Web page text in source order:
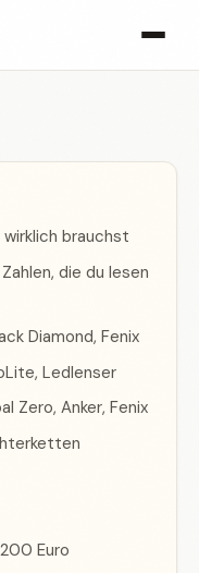
brauchst
die du lesen
Diamond, Fenix
Ledlenser
Zero, Anker, Fenix
Euro